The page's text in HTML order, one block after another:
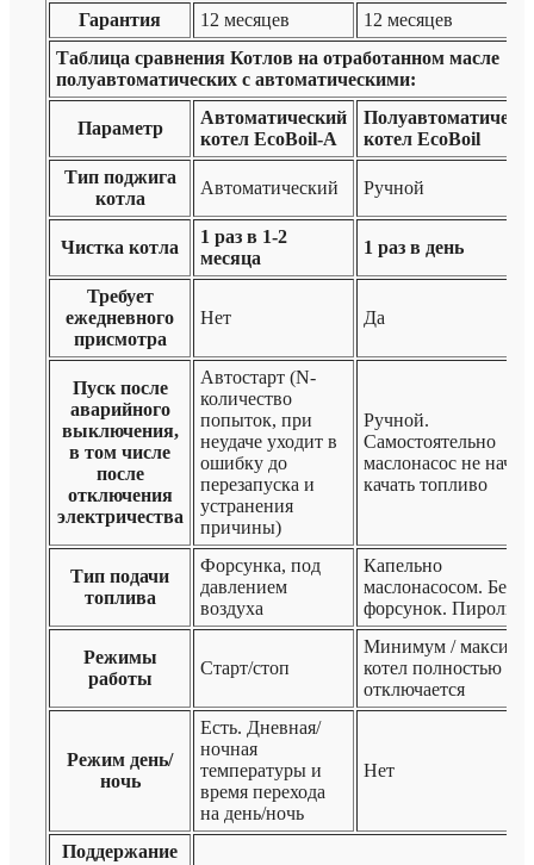
Гарантия 12 месяцев
12 месяцев
Таблица сравнения Котлов на отработанном масле
полуавтоматических с автоматическими:
Параметр
Автоматический
котел EcoBoil-A
котел EcoBoil
Тип поджига
котла
Автоматический Ручной
Чистка котла
1 раз в 1-2
месяца
1 раз в день
Требует
ежедневного
присмотра
Нет Да
Пуск после
аварийного
выключения,
в том числе
после
отключения
электричества
Автостарт (N-
количество
попыток, при
неудаче уходит в
ошибку до
перезапуска и
устранения
причины)
Ручной.
Самостоятельно
маслонасос не
качать топливо
Тип подачи
топлива
Форсунка, под
давлением
воздуха
Капельно
маслонасосом. Без
форсунок. Пиролиз
Режимы
работы
Старт/стоп
Минимум /
котел полностью не
отключается
Режим день/
ночь
Есть. Дневная/
ночная
температуры и
время перехода
на день/ночь
Нет
Поддержание